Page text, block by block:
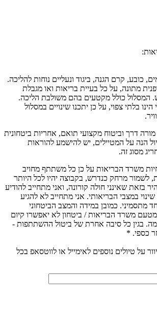
2 ליטר מים, כובע, קרם הגנה, ביגוד ונעליים נוחות להליכה.
מתונה, על כל בעיית בריאות ואו מגבלת
המסלול כולל מקטעים בהם משולבת הליכה.
בלתי צפוי, על כן יתכנו שינויים במסלול
מורה דרך וביטוח מקצועי תואם, אחריות ביטחונית
הנה על המטיילים, יש להישמע להוראות
מסוג זה.
משרד הבריאות על כן כל משתתף מחויב
לשמור מרחק כנדרש, בקבוצה יהיו לכל היותר
בזאת שאינני חולה קורונה, ואני מתחייב להודיע
במצבי הבריאותי. אני מתחייב לא להגיע
מתסמיני. כמובן במידה והמצב הביטחוני
משרד הבריאות / ביטחון לא יאפשרו קיום
בגין כל סיבה אחרת של ביטול ההשתתפות -
כספי. *
על טיולים נוספים לאימייל או לווטסאפ בכל